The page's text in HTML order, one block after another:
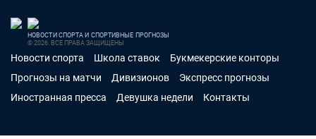
НОВОСТИ СПОРТА И СПОРТИВНЫЕ ПРОГНОЗЫ
© 2026. ВСЕ ПРАВА ЗАЩИЩЕНЫ
Новости спорта Школа ставок
Букмекерские конторы
Прогнозы на матчи
Дивизионов
Экспресс прогнозы
Иностранная пресса
Девушка недели Контакты